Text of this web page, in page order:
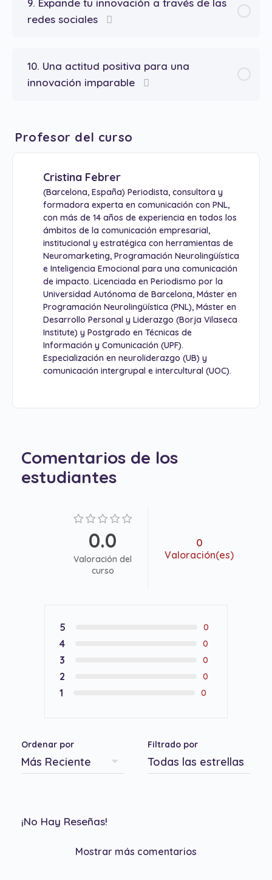
redes sociales
10. Una actitud positiva para una
innovación imparable
Profesor del curso
Cristina Febrer
(Barcelona, España) Periodista, consultora y
formadora experta en comunicación con PNL,
con más de 14 años de experiencia en todos los
ámbitos de la comunicación empresarial,
institucional y estratégica con herramientas de
Neuromarketing, Programación Neurolingüística
e Inteligencia Emocional para una comunicación
de impacto. Licenciada en Periodismo por la
Universidad Autónoma de Barcelona, Máster en
Programación Neurolingüística (PNL), Máster en
Desarrollo Personal y Liderazgo (Borja Vilaseca
Institute) y Postgrado en Técnicas de
Información y Comunicación (UPF).
Especialización en neuroliderazgo (UB) y
comunicación intergrupal e intercultural (UOC).
Comentarios de los
estudiantes
0.0
Valoración del
curso
0
Valoración(es)
5 0
4 0
3 0
2 0
1 0
Ordenar por Filtrado por
¡No Hay Reseñas!
Mostrar más comentarios